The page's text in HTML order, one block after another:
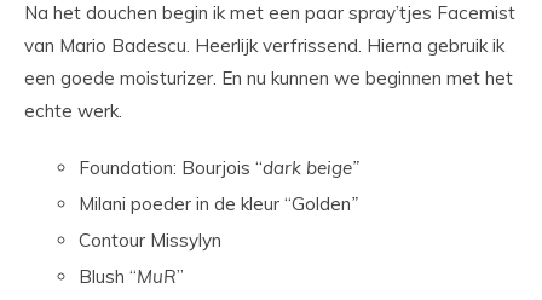
Na het douchen begin ik met een paar spray’tjes Facemist
van Mario Badescu. Heerlijk verfrissend. Hierna gebruik ik
een goede moisturizer. En nu kunnen we beginnen met het
echte werk.
Foundation: Bourjois “dark beige”
Milani poeder in de kleur “Golden”
Contour Missylyn
Blush “MuR”